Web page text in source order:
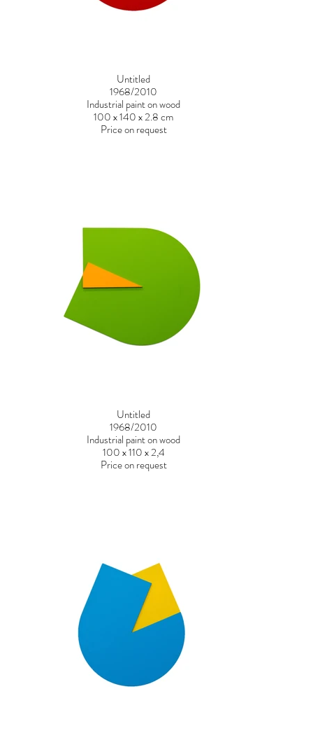
Untitled
1968/2010
Industrial paint on wood
100 x 140 x 2.8 cm
Price on request
Untitled
1968/2010
Industrial paint on wood
100 x 110 x 2,4
Price on request